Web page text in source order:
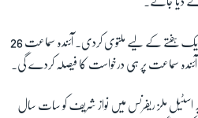
بعد ازاں عدالت نے کیس کی سماعت ایک ہفتے کے لیے ملتوی کردی۔ آئندہ سماعت 26
سماعت پر ہی درخواست کا فیصلہ کردے گی۔
اسٹیل ملز ریفرنس میں نواز شریف کو سات سال